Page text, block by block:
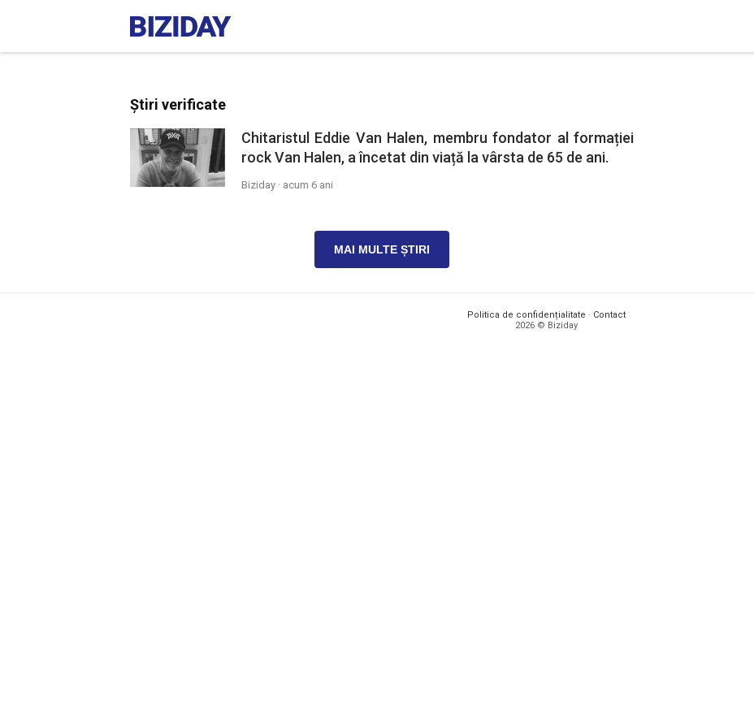
Știri verificate
Chitaristul Eddie Van Halen, membru fondator al formației
rock Van Halen, a încetat din viață la vârsta de 65 de ani.
Biziday · acum 6 ani
MAI MULTE ȘTIRI
Politica de confidențialitate · Contact
2026 © Biziday